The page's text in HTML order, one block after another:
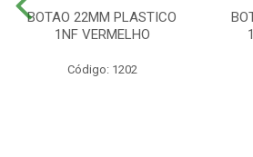
BOTAO 22MM PLASTICO
1NF VERMELHO
Código: 1202